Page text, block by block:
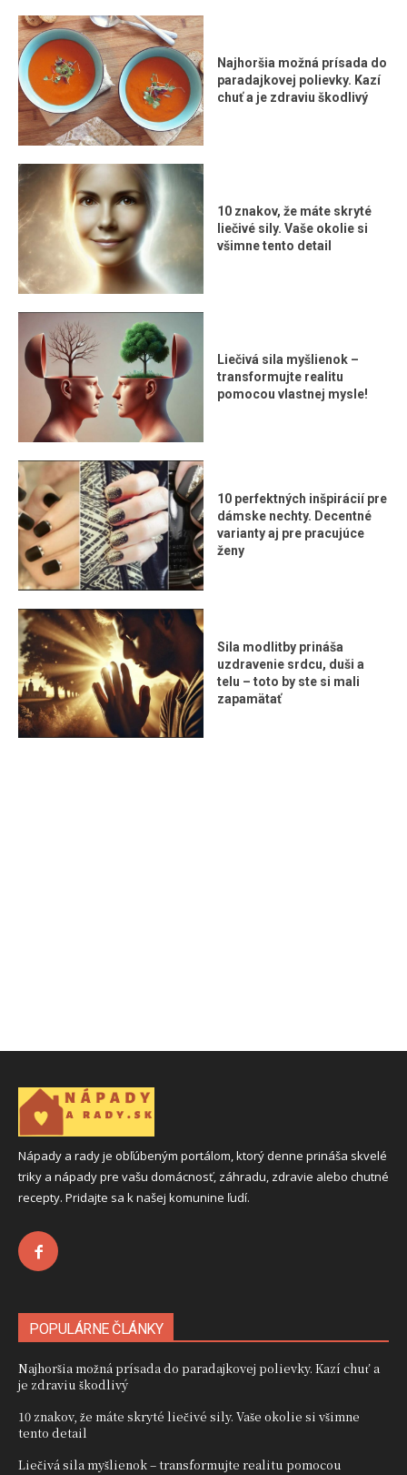
Najhoršia možná prísada do
paradajkovej polievky. Kazí
chuť a je zdraviu škodlivý
10 znakov, že máte skryté
liečivé sily. Vaše okolie si
všimne tento detail
Liečivá sila myšlienok –
transformujte realitu
pomocou vlastnej mysle!
10 perfektných inšpirácií pre
dámske nechty. Decentné
varianty aj pre pracujúce
ženy
Sila modlitby prináša
uzdravenie srdcu, duši a
telu – toto by ste si mali
zapamätať
Nápady a rady je obľúbeným portálom, ktorý denne prináša skvelé
triky a nápady pre vašu domácnosť, záhradu, zdravie alebo chutné
recepty. Pridajte sa k našej komunine ľudí.
POPULÁRNE ČLÁNKY
Najhoršia možná prísada do paradajkovej polievky. Kazí chuť a
je zdraviu škodlivý
10 znakov, že máte skryté liečivé sily. Vaše okolie si všimne
tento detail
Liečivá sila myšlienok – transformujte realitu pomocou